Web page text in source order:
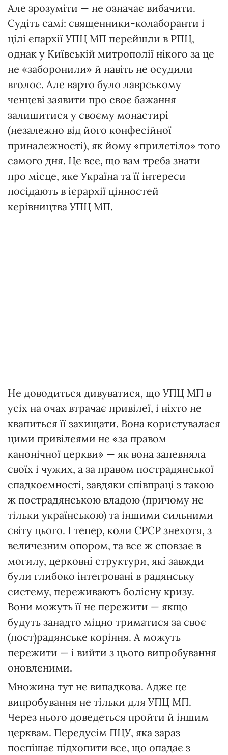
Але зрозуміти — не означає вибачити.
Судіть самі: священники-колаборанти і
цілі єпархії УПЦ МП перейшли в РПЦ,
однак у Київській митрополії нікого за це
не «заборонили» й навіть не осудили
вголос. Але варто було лаврському
ченцеві заявити про своє бажання
залишитися у своєму монастирі
(незалежно від його конфесійної
приналежності), як йому «прилетіло» того
самого дня. Це все, що вам треба знати
про місце, яке Україна та її інтереси
посідають в ієрархії цінностей
керівництва УПЦ МП.
Не доводиться дивуватися, що УПЦ МП в
усіх на очах втрачає привілеї, і ніхто не
квапиться її захищати. Вона користувалася
цими привілеями не «за правом
канонічної церкви» — як вона запевняла
своїх і чужих, а за правом пострадянської
спадкоємності, завдяки співпраці з такою
ж пострадянською владою (причому не
тільки українською) та іншими сильними
світу цього. І тепер, коли СРСР знехотя, з
величезним опором, та все ж сповзає в
могилу, церковні структури, які завжди
були глибоко інтегровані в радянську
систему, переживають болісну кризу.
Вони можуть її не пережити — якщо
будуть занадто міцно триматися за своє
(пост)радянське коріння. А можуть
пережити — і вийти з цього випробування
оновленими.
Множина тут не випадкова. Адже це
випробування не тільки для УПЦ МП.
Через нього доведеться пройти й іншим
церквам. Передусім ПЦУ, яка зараз
поспішає підхопити все, що опадає з